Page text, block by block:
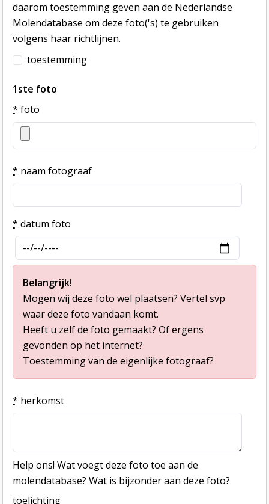
daarom toestemming geven aan de Nederlandse
Molendatabase om deze foto('s) te gebruiken
volgens haar richtlijnen.
toestemming
1ste foto
* foto
* naam fotograaf
* datum foto
Belangrijk!
Mogen wij deze foto wel plaatsen? Vertel svp
waar deze foto vandaan komt.
Heeft u zelf de foto gemaakt? Of ergens
gevonden op het internet?
Toestemming van de eigenlijke fotograaf?
* herkomst
Help ons! Wat voegt deze foto toe aan de
molendatabase? Wat is bijzonder aan deze foto?
toelichting